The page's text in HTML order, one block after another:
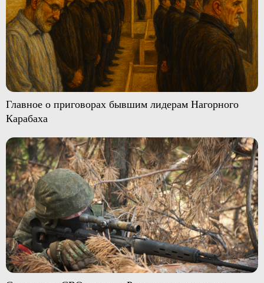
Главное о приговорах бывшим лидерам Нагорного
Карабаха